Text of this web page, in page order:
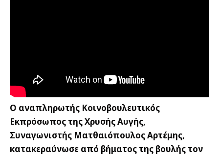
Ο αναπληρωτής Κοινοβουλευτικός
Εκπρόσωπος της Χρυσής Αυγής,
Συναγωνιστής Ματθαιόπουλος Αρτέμης,
κατακεραύνωσε από βήματος της βουλής τον